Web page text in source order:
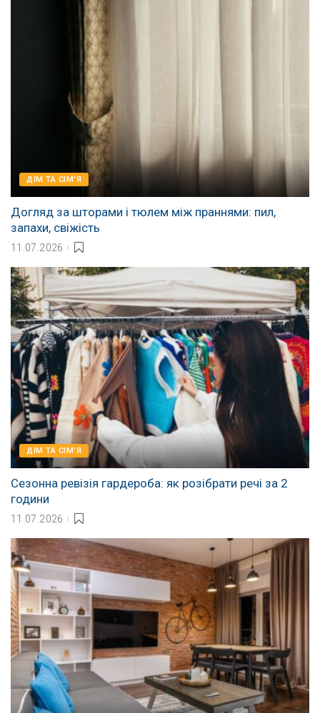
ДІМ ТА СІМ'Я
Догляд за шторами і тюлем між праннями: пил,
запахи, свіжість
11.07.2026
ДІМ ТА СІМ'Я
Сезонна ревізія гардероба: як розібрати речі за 2
години
11.07.2026